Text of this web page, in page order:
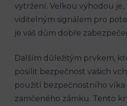
vytržení. Velkou výhodou je,
viditelným signálem pro
je váš dům dobře
Dalším důležitým prvkem,
posílit bezpečnost vašich
použití bezpečnostního víka
zamčeného zámku. Tento